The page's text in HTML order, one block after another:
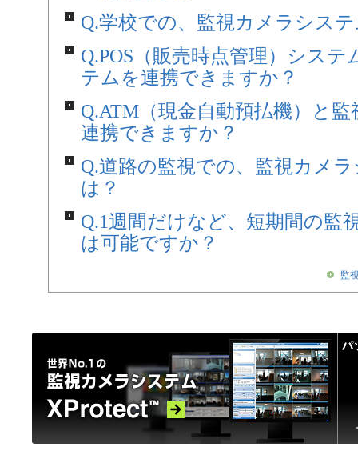
Q.学校での、監視カメラシス
Q.POS（販売時点管理）シス
テムを連携できますか？
Q.ATM（現金自動預払機）と
連携できますか？
Q.道路の監視での、監視カメ
は？
Q.1週間だけなど、短期間の監
は可能ですか？
監